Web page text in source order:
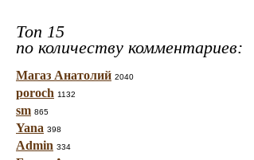
Топ 15
по количеству комментариев:
Магаз Анатолий 2040
poroch 1132
sm 865
Yana 398
Admin 334